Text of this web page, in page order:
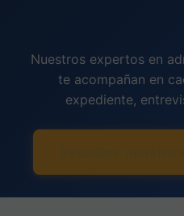
Nuestros expertos en
te acompañan en
expediente,